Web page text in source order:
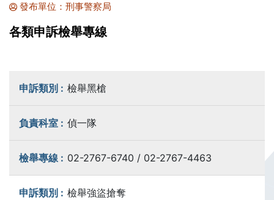
發布單位：刑事警察局
各類申訴檢舉專線
檢舉黑槍
偵一隊
02-2767-6740 / 02-2767-4463
檢舉強盜搶奪